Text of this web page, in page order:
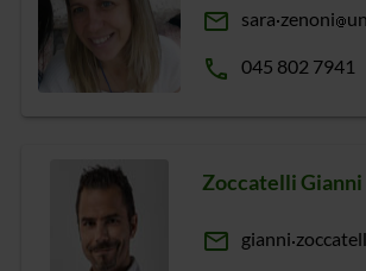
email sara zenoni
phone 045 802 7941
Zoccatelli Gianni
email gianni